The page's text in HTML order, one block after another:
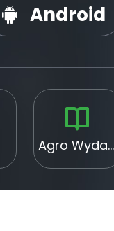
Android
Agro Wydawnictwo Sp. z o.o.